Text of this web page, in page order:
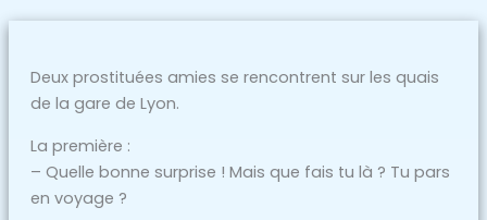
Deux prostituées amies se rencontrent sur les quais
de la gare de Lyon.
La première :
– Quelle bonne surprise ! Mais que fais tu là ? Tu pars
en voyage ?